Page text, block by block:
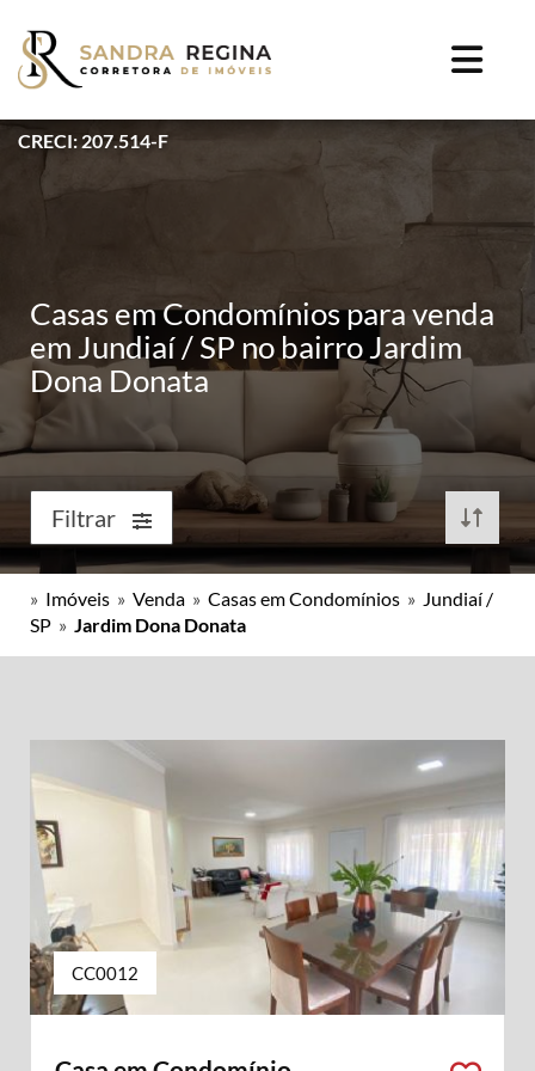
CRECI: 207.514-F
Casas em Condomínios para venda
em Jundiaí / SP no bairro Jardim
Dona Donata
Filtrar
» Imóveis » Venda » Casas em Condomínios » Jundiaí /
SP » Jardim Dona Donata
CC0012